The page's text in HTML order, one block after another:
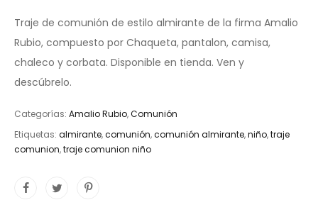
Traje de comunión de estilo almirante de la firma Amalio
Rubio, compuesto por Chaqueta, pantalon, camisa,
chaleco y corbata. Disponible en tienda. Ven y
descúbrelo.
Categorías: Amalio Rubio,Comunión
Etiquetas: almirante,comunión,comunión almirante,niño,traje
comunion,traje comunion niño